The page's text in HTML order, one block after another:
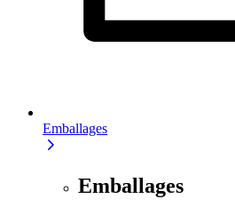
Emballages
Emballages